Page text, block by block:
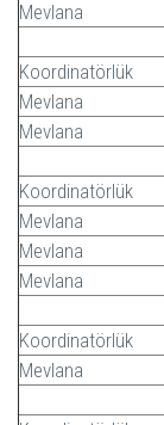
Mevlana
Koordinatörlük
Mevlana
Mevlana
Koordinatörlük
Mevlana
Mevlana
Mevlana
Koordinatörlük
Mevlana